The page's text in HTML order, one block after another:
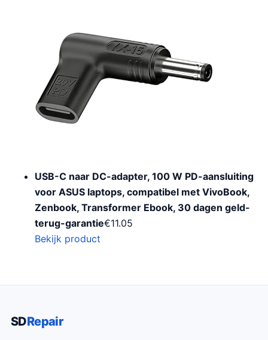
USB-C naar DC-adapter, 100 W PD-aansluiting
voor ASUS laptops, compatibel met VivoBook,
Zenbook, Transformer Ebook, 30 dagen geld-
terug-garantie€11.05
Bekijk product
SDRepair